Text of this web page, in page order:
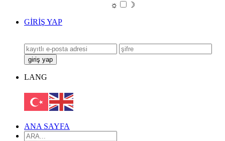
☼
☽
GİRİŞ YAP
LANG
ANA SAYFA